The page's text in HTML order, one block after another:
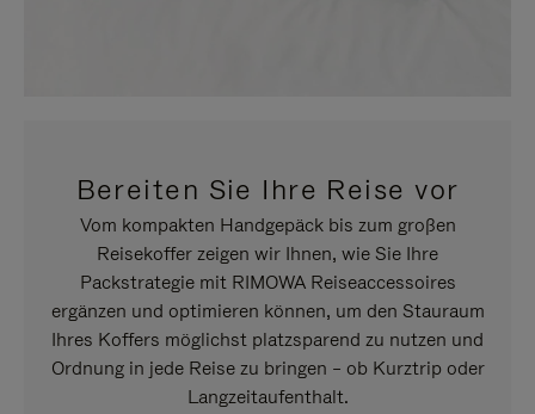
Bereiten Sie Ihre Reise vor
Vom kompakten Handgepäck bis zum großen
Reisekoffer zeigen wir Ihnen, wie Sie Ihre
Packstrategie mit RIMOWA Reiseaccessoires
ergänzen und optimieren können, um den Stauraum
Ihres Koffers möglichst platzsparend zu nutzen und
Ordnung in jede Reise zu bringen – ob Kurztrip oder
Langzeitaufenthalt.